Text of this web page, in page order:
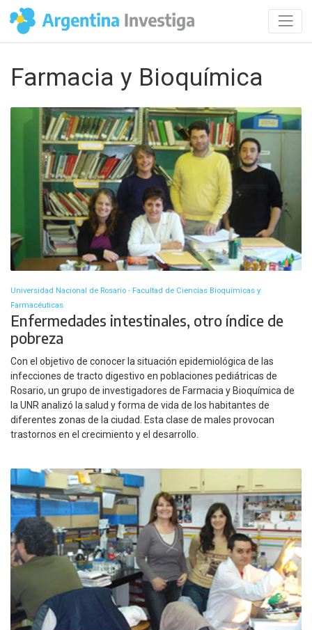
Farmacia y Bioquímica
Universidad Nacional de Rosario - Facultad de Ciencias Bioquímicas y
Farmacéuticas
Enfermedades intestinales, otro índice de
pobreza
Con el objetivo de conocer la situación epidemiológica de las
infecciones de tracto digestivo en poblaciones pediátricas de
Rosario, un grupo de investigadores de Farmacia y Bioquímica de
la UNR analizó la salud y forma de vida de los habitantes de
diferentes zonas de la ciudad. Esta clase de males provocan
trastornos en el crecimiento y el desarrollo.